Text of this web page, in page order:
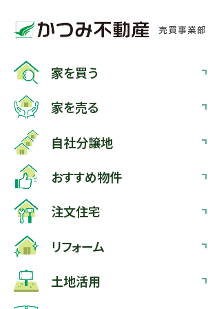
家を買う
家を売る
自社分譲地
おすすめ物件
注文住宅
リフォーム
土地活用